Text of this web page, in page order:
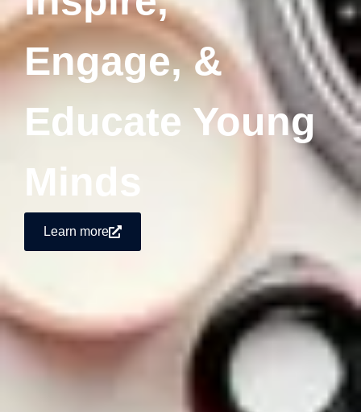
Engage, &
Educate Young
Minds
Learn more